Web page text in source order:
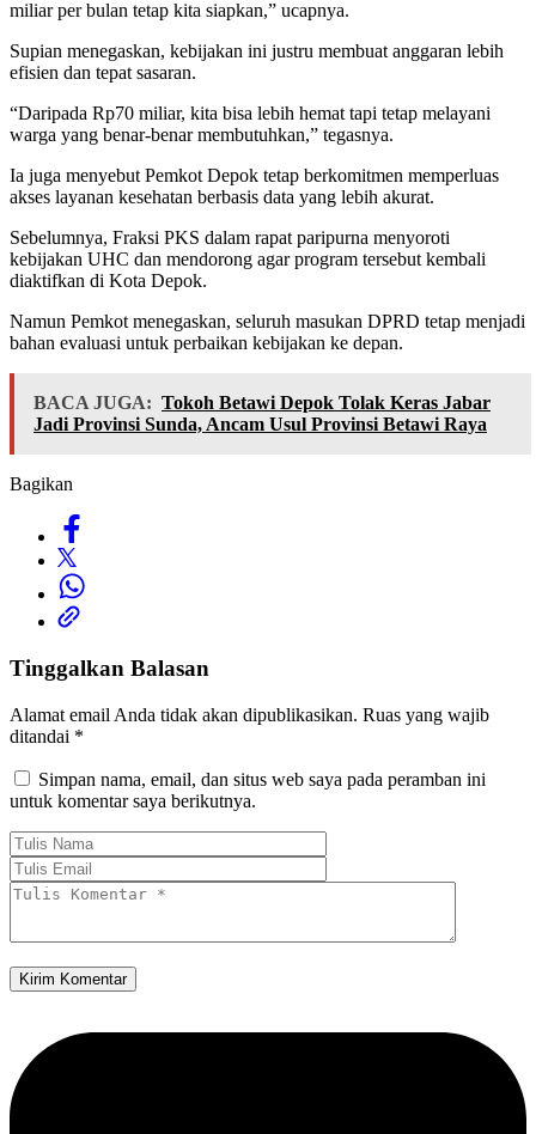
miliar per bulan tetap kita siapkan,” ucapnya.
Supian menegaskan, kebijakan ini justru membuat anggaran lebih
efisien dan tepat sasaran.
“Daripada Rp70 miliar, kita bisa lebih hemat tapi tetap melayani
warga yang benar-benar membutuhkan,” tegasnya.
Ia juga menyebut Pemkot Depok tetap berkomitmen memperluas
akses layanan kesehatan berbasis data yang lebih akurat.
Sebelumnya, Fraksi PKS dalam rapat paripurna menyoroti
kebijakan UHC dan mendorong agar program tersebut kembali
diaktifkan di Kota Depok.
Namun Pemkot menegaskan, seluruh masukan DPRD tetap menjadi
bahan evaluasi untuk perbaikan kebijakan ke depan.
BACA JUGA: Tokoh Betawi Depok Tolak Keras Jabar
Jadi Provinsi Sunda, Ancam Usul Provinsi Betawi Raya
Bagikan
Tinggalkan Balasan
Alamat email Anda tidak akan dipublikasikan. Ruas yang wajib
ditandai *
Simpan nama, email, dan situs web saya pada peramban ini
untuk komentar saya berikutnya.